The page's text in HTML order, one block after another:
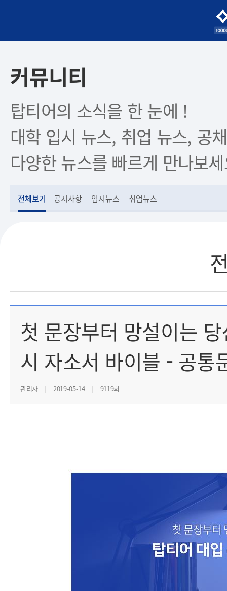
커뮤니티
탑티어의 소식을 한 눈에 !
대학 입시 뉴스, 취업 뉴스, 공
다양한 뉴스를 빠르게 만나보
전체보기 공지사항 입시뉴스 취업뉴스
첫 문장부터 망설이는
시 자소서 바이블 - 공통
관리자 2019-05-14 9119회